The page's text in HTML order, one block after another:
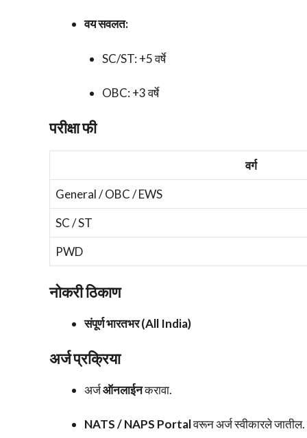
वय सवलत:
SC/ST: +5 वर्षे
OBC: +3 वर्षे
परीक्षा फी
वर्ग
General / OBC / EWS
SC / ST
PWD
नोकरी ठिकाण
संपूर्ण भारतभर (All India)
अर्ज प्रक्रिया
अर्जऑनलाईनकरावा.
NATS / NAPS Portalवरून अर्ज स्वीकारले जातील.